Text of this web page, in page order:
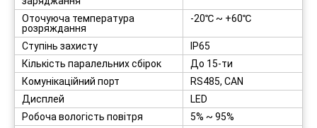
Оточуюча температура
розряждання
-20℃ ~ +60℃
Ступінь захисту
IP65
Кількість паралельних сбірок
До 15-ти
Комунікаційний порт
RS485, CAN
Дисплей
LED
Робоча вологість повітря
5% ~ 95%